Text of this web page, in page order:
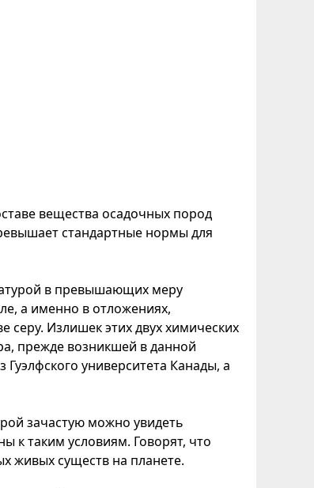
вещества осадочных пород
стандартные нормы для
в превышающих меру
а именно в отложениях,
Излишек этих двух химических
прежде возникшей в данной
университета Канады, а
зачастую можно увидеть
к таким условиям. Говорят, что
живых существ на планете.